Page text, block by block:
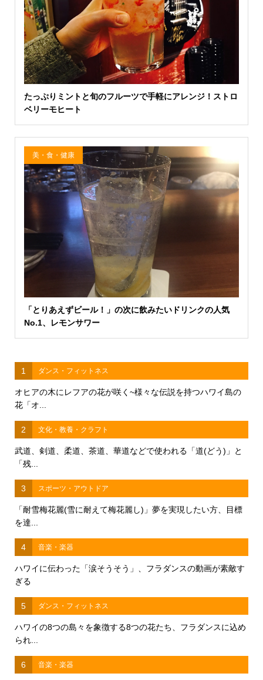
たっぷりミントと旬のフルーツで手軽にアレンジ！ストロ
ベリーモヒート
美・食・健康
「とりあえずビール！」の次に飲みたいドリンクの人気
No.1、レモンサワー
1 ダンス・フィットネス
オヒアの木にレフアの花が咲く~様々な伝説を持つハワイ島の
花「オ...
2 文化・教養・クラフト
武道、剣道、柔道、茶道、華道などで使われる「道(どう)」と
「残...
3 スポーツ・アウトドア
「耐雪梅花麗(雪に耐えて梅花麗し)」夢を実現したい方、目標
を達...
4 音楽・楽器
ハワイに伝わった「涙そうそう」、フラダンスの動画が素敵す
ぎる
5 ダンス・フィットネス
ハワイの8つの島々を象徴する8つの花たち、フラダンスに込め
られ...
6 音楽・楽器